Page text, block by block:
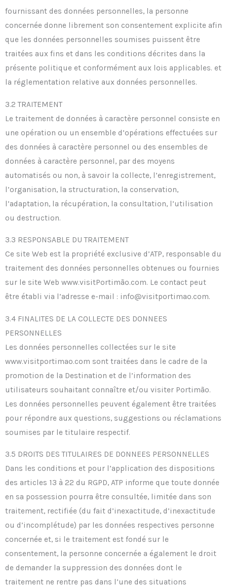
fournissant des données personnelles, la personne
concernée donne librement son consentement explicite afin
que les données personnelles soumises puissent être
traitées aux fins et dans les conditions décrites dans la
présente politique et conformément aux lois applicables. et
la réglementation relative aux données personnelles.
3.2 TRAITEMENT
Le traitement de données à caractère personnel consiste en
une opération ou un ensemble d’opérations effectuées sur
des données à caractère personnel ou des ensembles de
données à caractère personnel, par des moyens
automatisés ou non, à savoir la collecte, l’enregistrement,
l’organisation, la structuration, la conservation,
l’adaptation, la récupération, la consultation, l’utilisation
ou destruction.
3.3 RESPONSABLE DU TRAITEMENT
Ce site Web est la propriété exclusive d’ATP, responsable du
traitement des données personnelles obtenues ou fournies
sur le site Web www.visitPortimão.com. Le contact peut
être établi via l’adresse e-mail : info@visitportimao.com.
3.4 FINALITES DE LA COLLECTE DES DONNEES
PERSONNELLES
Les données personnelles collectées sur le site
www.visitportimao.com sont traitées dans le cadre de la
promotion de la Destination et de l’information des
utilisateurs souhaitant connaître et/ou visiter Portimão.
Les données personnelles peuvent également être traitées
pour répondre aux questions, suggestions ou réclamations
soumises par le titulaire respectif.
3.5 DROITS DES TITULAIRES DE DONNEES PERSONNELLES
Dans les conditions et pour l’application des dispositions
des articles 13 à 22 du RGPD, ATP informe que toute donnée
en sa possession pourra être consultée, limitée dans son
traitement, rectifiée (du fait d’inexactitude, d’inexactitude
ou d’incomplétude) par les données respectives personne
concernée et, si le traitement est fondé sur le
consentement, la personne concernée a également le droit
de demander la suppression des données dont le
traitement ne rentre pas dans l’une des situations